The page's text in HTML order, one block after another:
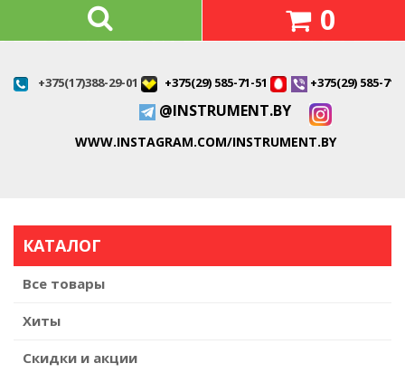
0
+375(17)388-29-01 +375(29) 585-71-51 +375(29) 585-71-
@INSTRUMENT.BY
WWW.INSTAGRAM.COM/INSTRUMENT.BY
КАТАЛОГ
Все товары
Хиты
Скидки и акции